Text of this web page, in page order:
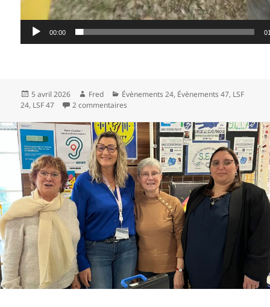
00:00
Publié
le
5 avril 2026 Auteur
Fred Catégories
Évènements 24, Évènements 47, LSF
24, LSF 47 2 commentaires